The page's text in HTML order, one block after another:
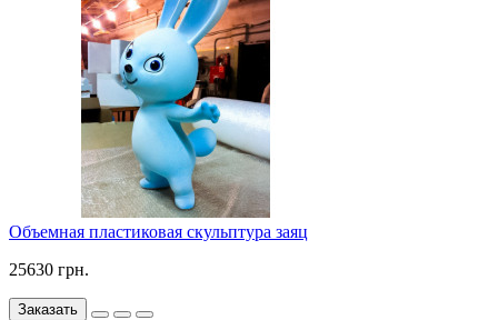
Объемная пластиковая скульптура заяц
25630 грн.
Заказать